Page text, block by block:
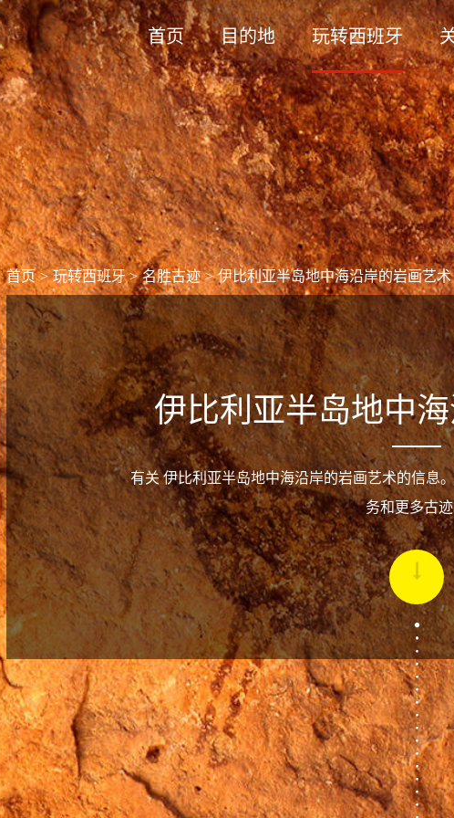
首页 目的地 玩转西班牙
首页 > 玩转西班牙 > 名胜古迹 > 伊比利亚半岛地中海沿岸的岩画艺术
伊比利亚半岛地中
有关 伊比利亚半岛地中海沿岸的岩画艺术的信息
务和更多古